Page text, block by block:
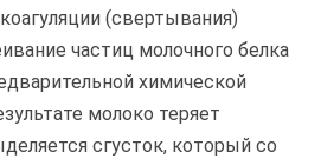
(свертывания)
частиц молочного белка
химической
молоко теряет
сгусток, который со